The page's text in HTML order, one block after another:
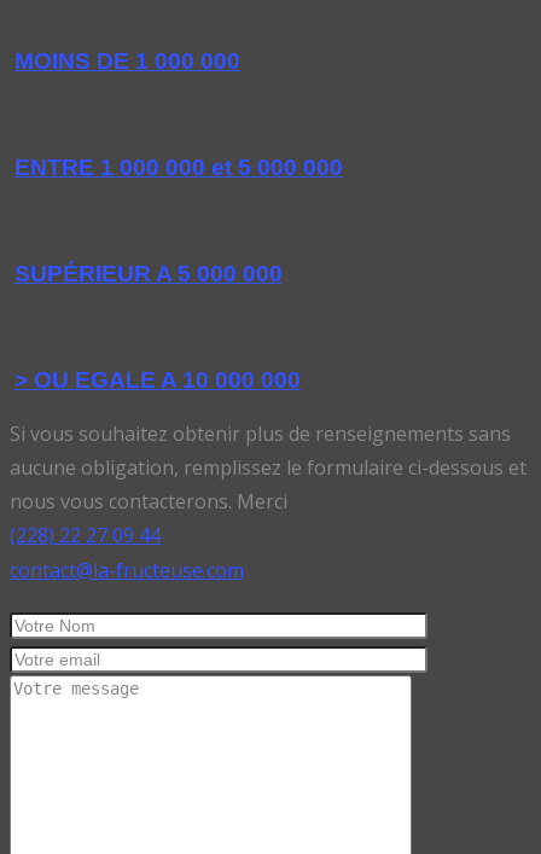
MOINS DE 1 000 000
ENTRE 1 000 000 et 5 000 000
SUPÉRIEUR A 5 000 000
> OU EGALE A 10 000 000
Si vous souhaitez obtenir plus de renseignements sans
aucune obligation, remplissez le formulaire ci-dessous et
nous vous contacterons. Merci
(228) 22 27 09 44
contact@la-fructeuse.com